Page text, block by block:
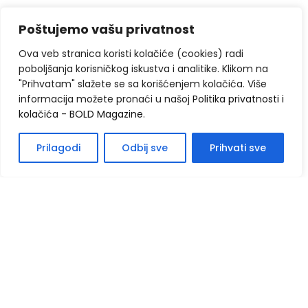
Poštujemo vašu privatnost
Ova veb stranica koristi kolačiće (cookies) radi
poboljšanja korisničkog iskustva i analitike. Klikom na
"Prihvatam" slažete se sa korišćenjem kolačića. Više
informacija možete pronaći u našoj Politika privatnosti i
kolačića - BOLD Magazine.
Prilagodi Odbij sve Prihvati sve